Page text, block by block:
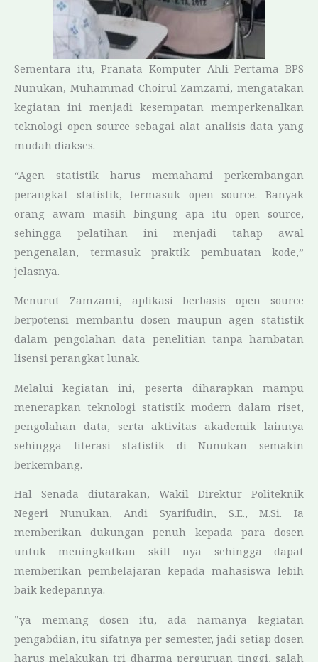
Sementara itu, Pranata Komputer Ahli Pertama BPS
Nunukan, Muhammad Choirul Zamzami, mengatakan
kegiatan ini menjadi kesempatan memperkenalkan
teknologi open source sebagai alat analisis data yang
mudah diakses.
“Agen statistik harus memahami perkembangan
perangkat statistik, termasuk open source. Banyak
orang awam masih bingung apa itu open source,
sehingga pelatihan ini menjadi tahap awal
pengenalan, termasuk praktik pembuatan kode,”
jelasnya.
Menurut Zamzami, aplikasi berbasis open source
berpotensi membantu dosen maupun agen statistik
dalam pengolahan data penelitian tanpa hambatan
lisensi perangkat lunak.
Melalui kegiatan ini, peserta diharapkan mampu
menerapkan teknologi statistik modern dalam riset,
pengolahan data, serta aktivitas akademik lainnya
sehingga literasi statistik di Nunukan semakin
berkembang.
Hal Senada diutarakan, Wakil Direktur Politeknik
Negeri Nunukan, Andi Syarifudin, S.E., M.Si. Ia
memberikan dukungan penuh kepada para dosen
untuk meningkatkan skill nya sehingga dapat
memberikan pembelajaran kepada mahasiswa lebih
baik kedepannya.
”ya memang dosen itu, ada namanya kegiatan
pengabdian, itu sifatnya per semester, jadi setiap dosen
harus melakukan tri dharma perguruan tinggi, salah